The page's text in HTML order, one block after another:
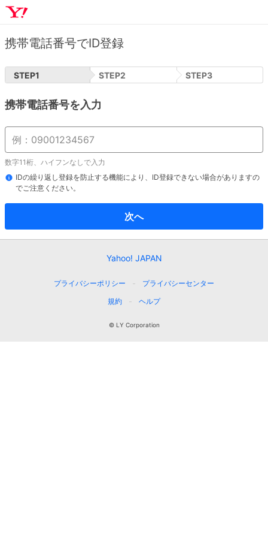
携帯電話番号でID登録
STEP1 STEP2 STEP3
携帯電話番号を入力
数字11桁、ハイフンなしで入力
IDの繰り返し登録を防止する機能により、ID登録できない場合がありますの
でご注意ください。
次へ
Yahoo! JAPAN
プライバシーポリシー
プライバシーセンター
規約
ヘルプ
© LY Corporation